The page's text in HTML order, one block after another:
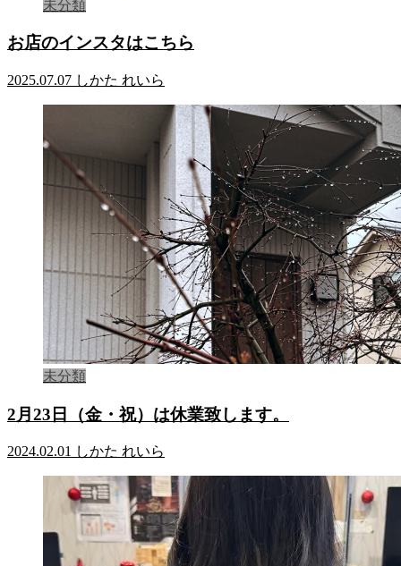
未分類
お店のインスタはこちら
2025.07.07 しかた れいら
未分類
2月23日（金・祝）は休業致します。
2024.02.01 しかた れいら